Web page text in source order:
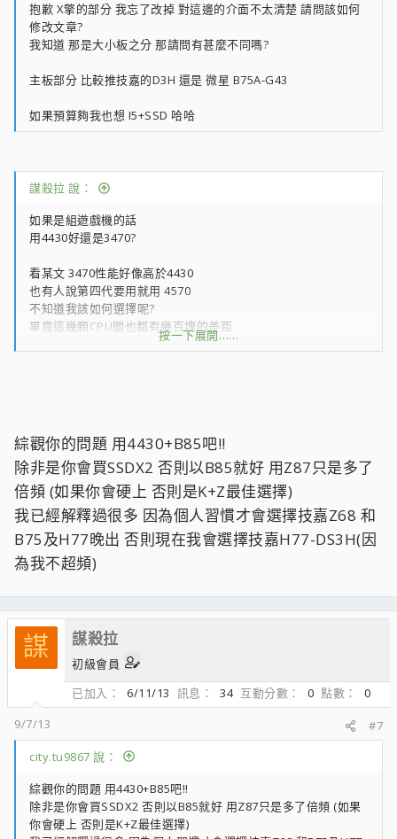
抱歉 X擎的部分 我忘了改掉 對這邊的介面不太清楚 請問該如何
修改文章?
我知道 那是大小板之分 那請問有甚麼不同嗎?
主板部分 比較推技嘉的D3H 還是 微星 B75A-G43
如果預算夠我也想 I5+SSD 哈哈
謀殺拉 說：
如果是組遊戲機的話
用4430好還是3470?
看某文 3470性能好像高於4430
也有人說第四代要用就用 4570
不知道我該如何選擇呢?
畢竟這幾顆CPU間也都有幾百塊的差距
但希望選到最適合的CPU
主板要選擇 技嘉的D3H還是微星的G43 哪張比較推 還是有更好
的選擇?
B85或B75 應該都可以搭SSD吧?
按一下展開……
綜觀你的問題 用4430+B85吧!!
除非是你會買SSDX2 否則以B85就好 用Z87只是多了
倍頻 (如果你會硬上 否則是K+Z最佳選擇)
我已經解釋過很多 因為個人習慣才會選擇技嘉Z68 和
B75及H77晚出 否則現在我會選擇技嘉H77-DS3H(因
為我不超頻)
謀 謀殺拉
初級會員
已加入
6/11/13 訊息 34 互動分數 0 點數
0
9/7/13
#7
city.tu9867 說：
綜觀你的問題 用4430+B85吧!!
除非是你會買SSDX2 否則以B85就好 用Z87只是多了倍頻 (如果
你會硬上 否則是K+Z最佳選擇)